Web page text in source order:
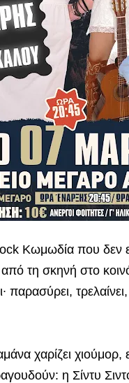
Kωμωδία που δεν
από τη σκηνή στο
παρασύρει,
χαρίζει χιούμορ,
η Σίντυ